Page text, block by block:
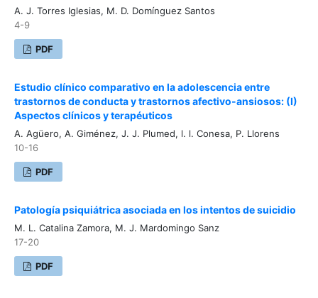
A. J. Torres Iglesias, M. D. Domínguez Santos
4-9
PDF
Estudio clínico comparativo en la adolescencia entre
trastornos de conducta y trastornos afectivo-ansiosos: (I)
Aspectos clínicos y terapéuticos
A. Agüero, A. Giménez, J. J. Plumed, l. l. Conesa, P. Llorens
10-16
PDF
Patología psiquiátrica asociada en los intentos de suicidio
M. L. Catalina Zamora, M. J. Mardomingo Sanz
17-20
PDF